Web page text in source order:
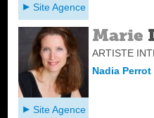
Site Agence
Marie
ARTISTE
Nadia Perrot
Site Agence